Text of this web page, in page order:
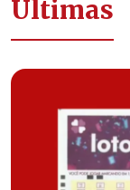
Últimas